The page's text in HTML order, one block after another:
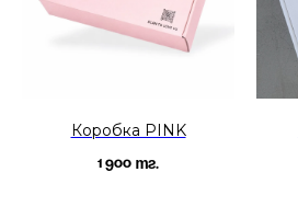
Коробка PINK
1 900 тг.